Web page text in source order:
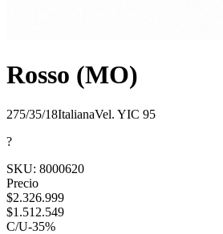
Rosso (MO)
275/35/18ItalianaVel. YIC 95
?
SKU: 8000620
Precio
$2.326.999
$1.512.549
C/U-35%